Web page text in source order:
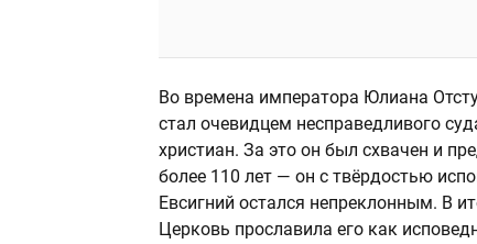
Во времена императора Юлиана
стал очевидцем несправедливого
христиан. За это он был схвачен и
более 110 лет — он с твёрдостью
Евсигний остался непреклонным. В
Церковь прославила его как